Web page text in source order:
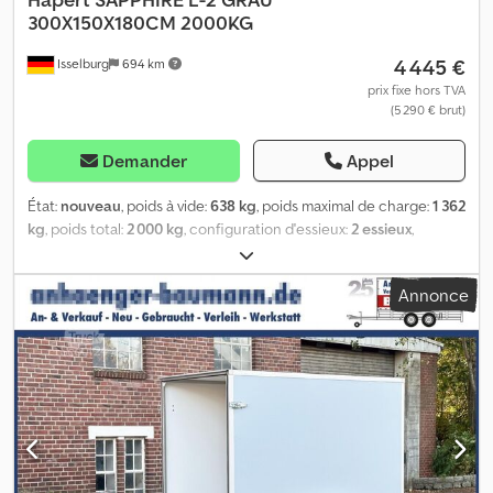
Isselburg 694 km
300X150X180CM 2000KG
4 445 €
prix fixe hors TVA
(5 290 € brut)
Demander Appel
État: nouveau, poids à vide:638 kg, poids maximal de charge:1 362
kg, poids total:2 000 kg, configuration d'essieux:2 essieux,
longueur de l'espace de chargement:
l’espace de chargement:1 500 mm, hauteur de l'espace de
chargement:1 800 mm, volume de l'espace de chargement:8,1
m³, couleur:gris, hauteur de construction: 2 360 mm, largeur de
travail:1 980 mm, Hydraulique, marche arrière automatique,
galvanisation à chaud, * DISPONIBLE IMMÉDIATEMENT * Données
techniques : - Type : véhicule neuf avec 2 ans de contrôle
technique (TÜV) à partir de la première immatriculation -
Disponibilité : immédiate ! - Contrôle technique (TÜV) : 2 ans -
Plancher : Contreplaqué antidérapant - Poids total admissible : 2
000 kg - Poids à vide : 638 kg - Charge utile : 1 362 kg - Dimensions
Annonce